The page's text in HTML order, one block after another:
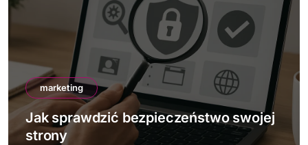
marketing
Jak sprawdzić bezpieczeństwo swojej
strony